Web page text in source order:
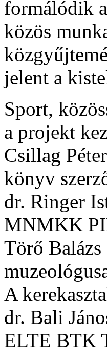
formálódik
közös
jelent a
Sport,
a projekt
Csillag Péter
könyv
dr. Ringer
MNMKK
Törő Balázs
A
dr. Bali
ELTE BTK